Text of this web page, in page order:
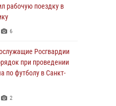
выпуска «Легенды
Маршалом»
попытку руферов
собора в
рабочую поездку в
6
Росгвардии
при проведении
по футболу в Санкт-
2